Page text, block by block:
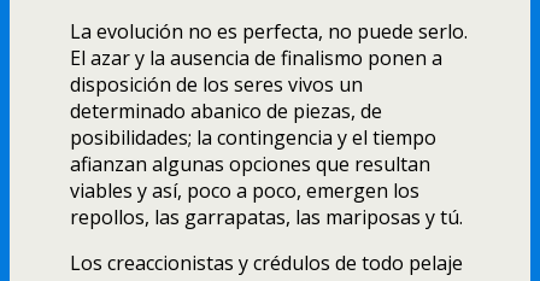
La evolución no es perfecta, no puede serlo.
El azar y la ausencia de finalismo ponen a
disposición de los seres vivos un
determinado abanico de piezas, de
posibilidades; la contingencia y el tiempo
afianzan algunas opciones que resultan
viables y así­, poco a poco, emergen los
repollos, las garrapatas, las mariposas y tú.
Los creaccionistas y crédulos de todo pelaje